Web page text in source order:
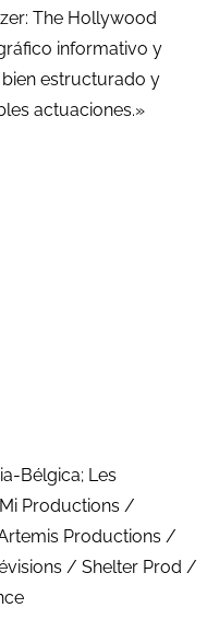
The Hollywood
informativo y
estructurado y
actuaciones.»
Bélgica; Les
Productions /
Productions /
/ Shelter Prod /